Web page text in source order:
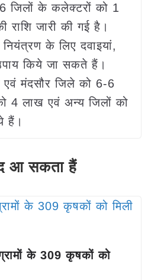
जिलों के कलेक्टरों को 1
जारी की गई है।
के लिए दवाइयां,
किये जा सकते हैं।
एवं मंदसौर जिले को 6-6
4 लाख एवं अन्य जिलों को
हैं।
आ सकता हैं
के 309 कृषकों को